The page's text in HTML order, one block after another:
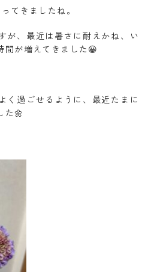
てきましたね。
が、最近は暑さに耐えかね、い
間が増えてきました😀
く過ごせるように、最近たまに
た🌼